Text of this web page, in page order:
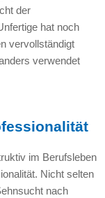
der
hat noch
vervollständigt
verwendet
im Berufsleben
Nicht selten
nach